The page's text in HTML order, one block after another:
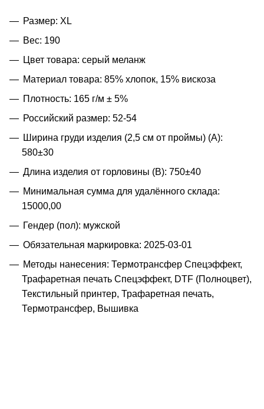
Размер: XL
Вес: 190
Цвет товара: серый меланж
Материал товара: 85% хлопок, 15% вискоза
Плотность: 165 г/м ± 5%
Российский размер: 52-54
Ширина груди изделия (2,5 см от проймы) (A):
580±30
Длина изделия от горловины (B): 750±40
Минимальная сумма для удалённого склада:
15000,00
Гендер (пол): мужской
Обязательная маркировка: 2025-03-01
Методы нанесения: Термотрансфер Спецэффект,
Трафаретная печать Спецэффект, DTF (Полноцвет),
Текстильный принтер, Трафаретная печать,
Термотрансфер, Вышивка